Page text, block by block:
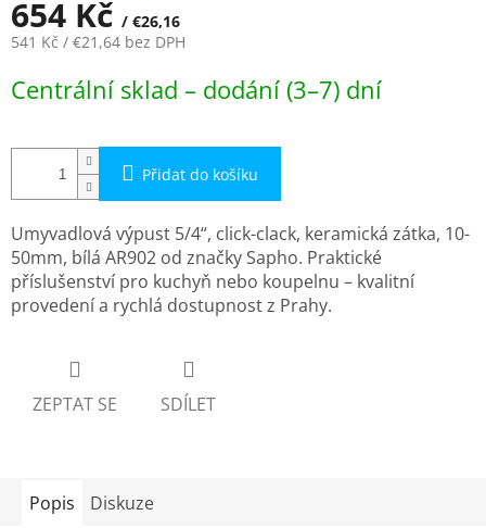
654 Kč / €26,16
541 Kč / €21,64 bez DPH
cena:
Centrální sklad – dodání (3–7) dní
Přidat do košíku
Umyvadlová výpust 5/4“, click-clack, keramická zátka, 10-
50mm, bílá AR902 od značky Sapho. Praktické
příslušenství pro kuchyň nebo koupelnu – kvalitní
provedení a rychlá dostupnost z Prahy.
ZEPTAT SE SDÍLET
Popis Diskuze